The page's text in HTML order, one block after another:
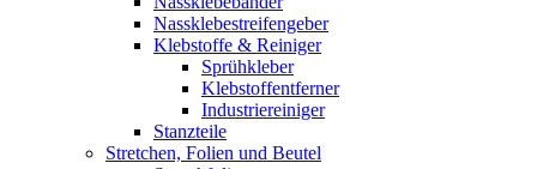
Nassklebestreifengeber
Klebstoffe & Reiniger
Sprühkleber
Klebstoffentferner
Industriereiniger
Stanzteile
Stretchen, Folien und Beutel